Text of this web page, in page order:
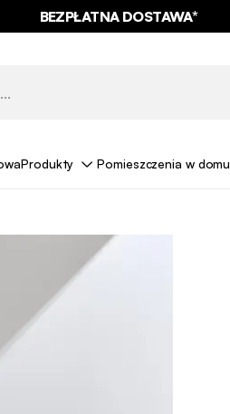
BEZPŁATNA DOSTAWA*
Produkty Pomieszczenia w domu